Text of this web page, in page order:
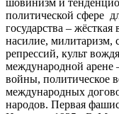
политической сфере
государства –
насилие, милитаризм,
репрессий, культ
международной арене
войны, политическое
международных
народов. Первая